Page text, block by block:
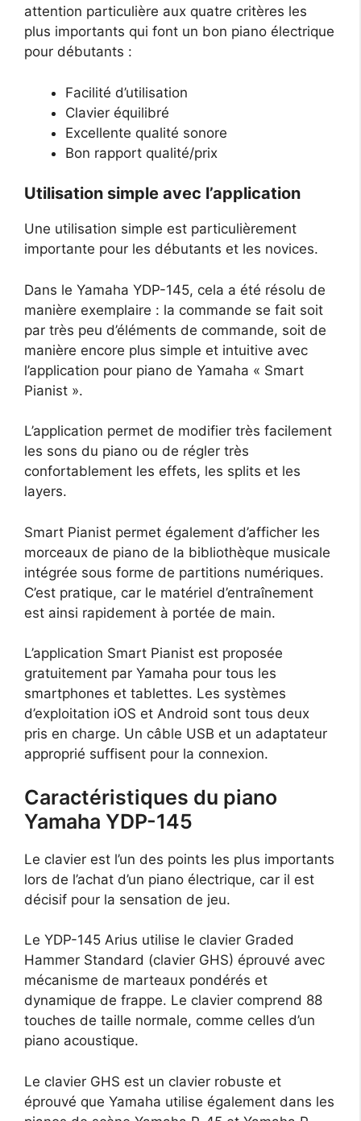
attention particulière aux quatre critères les
plus importants qui font un bon piano électrique
pour débutants :
Facilité d’utilisation
Clavier équilibré
Excellente qualité sonore
Bon rapport qualité/prix
Utilisation simple avec l’application
Une utilisation simple est particulièrement
importante pour les débutants et les novices.
Dans le Yamaha YDP-145, cela a été résolu de
manière exemplaire : la commande se fait soit
par très peu d’éléments de commande, soit de
manière encore plus simple et intuitive avec
l’application pour piano de Yamaha « Smart
Pianist ».
L’application permet de modifier très facilement
les sons du piano ou de régler très
confortablement les effets, les splits et les
layers.
Smart Pianist permet également d’afficher les
morceaux de piano de la bibliothèque musicale
intégrée sous forme de partitions numériques.
C’est pratique, car le matériel d’entraînement
est ainsi rapidement à portée de main.
L’application Smart Pianist est proposée
gratuitement par Yamaha pour tous les
smartphones et tablettes. Les systèmes
d’exploitation iOS et Android sont tous deux
pris en charge. Un câble USB et un adaptateur
approprié suffisent pour la connexion.
Caractéristiques du piano
Yamaha YDP-145
Le clavier est l’un des points les plus importants
lors de l’achat d’un piano électrique, car il est
décisif pour la sensation de jeu.
Le YDP-145 Arius utilise le clavier Graded
Hammer Standard (clavier GHS) éprouvé avec
mécanisme de marteaux pondérés et
dynamique de frappe. Le clavier comprend 88
touches de taille normale, comme celles d’un
piano acoustique.
Le clavier GHS est un clavier robuste et
éprouvé que Yamaha utilise également dans les